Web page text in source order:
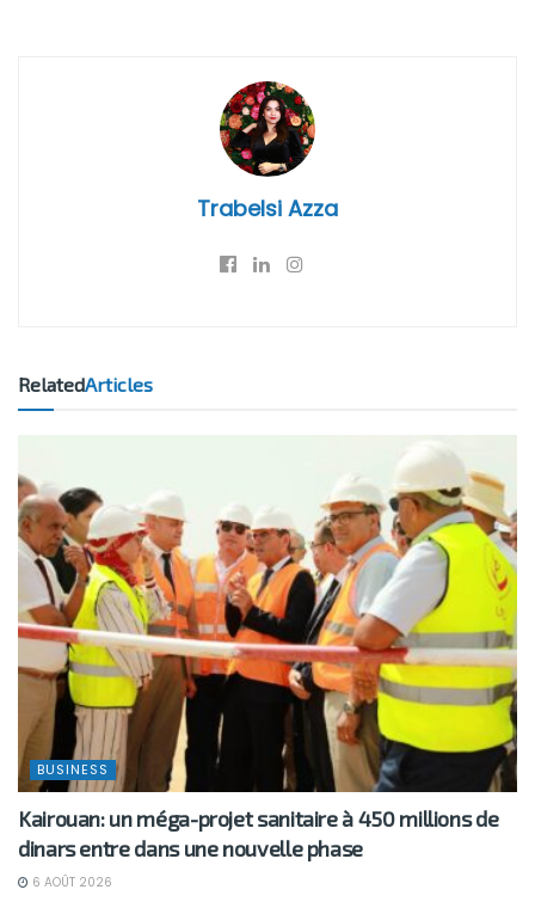
Trabelsi Azza
RelatedArticles
BUSINESS
Kairouan: un méga-projet sanitaire à 450 millions de
dinars entre dans une nouvelle phase
6 AOÛT 2026